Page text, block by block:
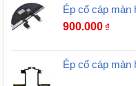
Ép cổ cáp màn
900.000 ₫
Ép cổ cáp màn